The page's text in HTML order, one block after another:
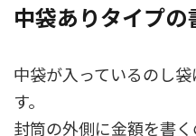
中袋ありタイプの
中袋が入っているのし
す。
封筒の外側に金額を書